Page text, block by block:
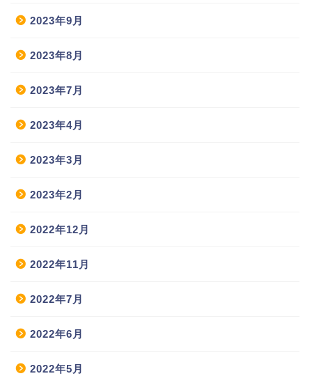
2023年9月
2023年8月
2023年7月
2023年4月
2023年3月
2023年2月
2022年12月
2022年11月
2022年7月
2022年6月
2022年5月